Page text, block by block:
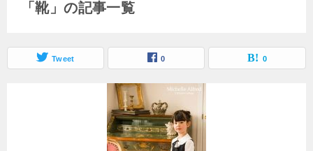
「靴」の記事一覧
Tweet 0 0